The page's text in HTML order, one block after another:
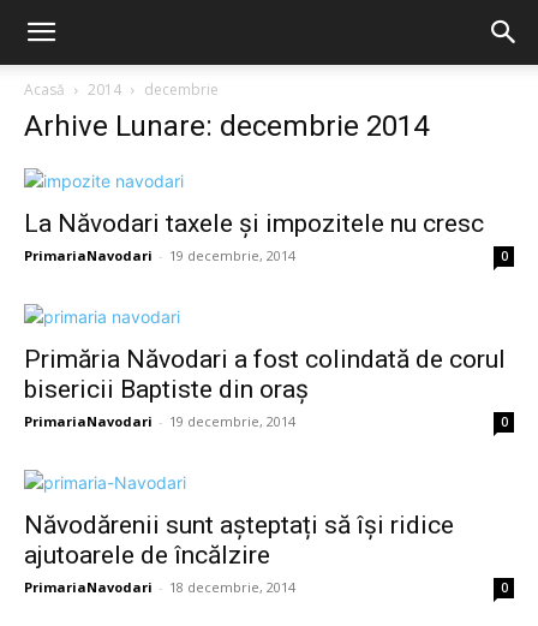
Acasă 2014 decembrie
Arhive Lunare: decembrie 2014
La Năvodari taxele şi impozitele nu cresc
PrimariaNavodari - 19 decembrie, 2014 0
Primăria Năvodari a fost colindată de corul
bisericii Baptiste din oraș
PrimariaNavodari - 19 decembrie, 2014 0
Năvodărenii sunt așteptați să își ridice
ajutoarele de încălzire
PrimariaNavodari - 18 decembrie, 2014 0